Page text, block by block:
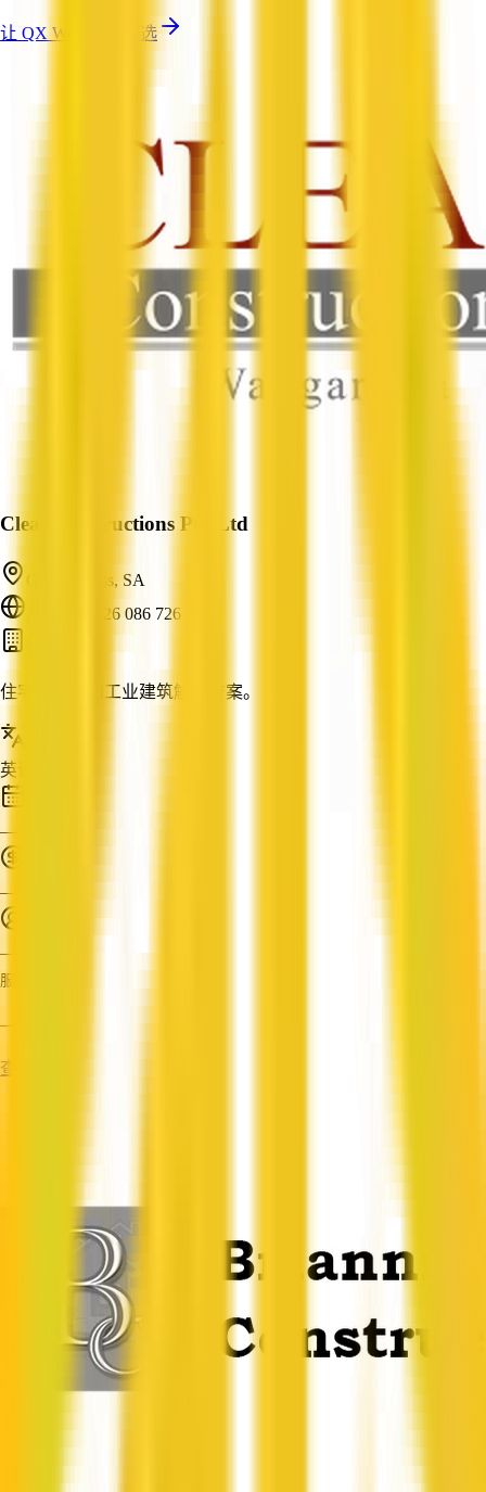
让 QX Web 帮你筛选
Cleal Constructions Pty Ltd
Gepps Cross, SA
ABN: 70 126 086 726
住宅、商业和工业建筑解决方案。
英语
—
—
—
服务
—
查看资料